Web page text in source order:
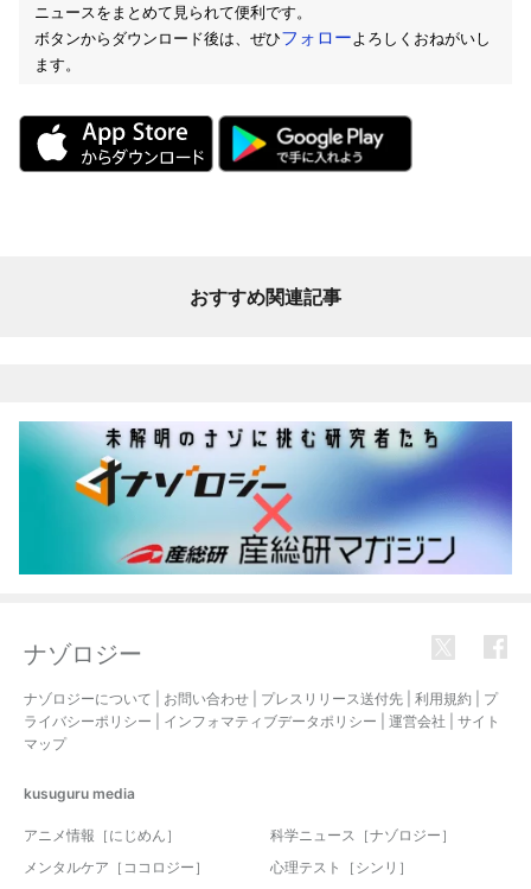
ニュースをまとめて見られて便利です。
ボタンからダウンロード後は、ぜひフォローよろしくおねがいし
ます。
おすすめ関連記事
ナゾロジー
ナゾロジーについて お問い合わせ プレスリリース送付先 利用規約
プ
ライバシーポリシー
インフォマティブデータポリシー 運営会社
サイト
マップ
kusuguru media
アニメ情報［にじめん］
科学ニュース［ナゾロジー］
メンタルケア［ココロジー］
心理テスト［シンリ］